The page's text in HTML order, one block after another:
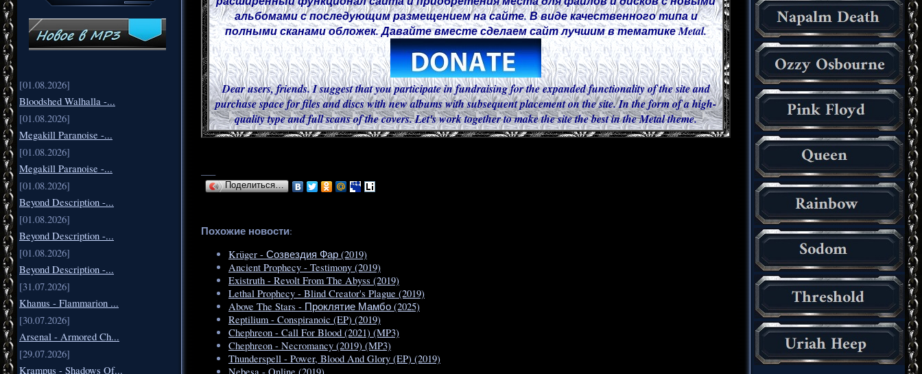
[01.08.2026]
Bloodshed Walhalla -...
[01.08.2026]
Megakill Paranoise -...
[01.08.2026]
Megakill Paranoise -...
[01.08.2026]
Beyond Description -...
[01.08.2026]
Beyond Description -...
[01.08.2026]
Beyond Description -...
[31.07.2026]
Khanus - Flammarion ...
[30.07.2026]
Arsenal - Armored Ch...
[29.07.2026]
Krampus - Shadows Of...
альбомами с последующим размещением на сайте. В виде качественного типа и
полными сканами обложек. Давайте вместе сделаем сайт лучшим в тематике Metal.
Dear users, friends. I suggest that you participate in fundraising for the expanded functionality of the site and
purchase space for files and discs with new albums with subsequent placement on the site. In the form of a high-
quality type and full scans of the covers. Let's work together to make the site the best in the Metal theme.
Поделиться…
Похожие новости:
Krüger - Созвездия Фар (2019)
Ancient Prophecy - Testimony (2019)
Existruth - Revolt From The Abyss (2019)
Lethal Prophecy - Blind Creator's Plague (2019)
Above The Stars - Проклятие Мамбо (2025)
Reptilium - Conspiranoic (EP) (2019)
Chephreon - Call For Blood (2021) (MP3)
Chephreon - Necromancy (2019) (MP3)
Thunderspell - Power, Blood And Glory (EP) (2019)